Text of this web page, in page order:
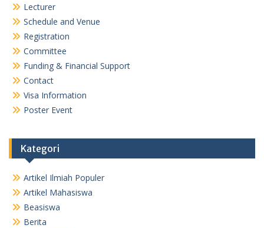
Lecturer
Schedule and Venue
Registration
Committee
Funding & Financial Support
Contact
Visa Information
Poster Event
Kategori
Artikel Ilmiah Populer
Artikel Mahasiswa
Beasiswa
Berita